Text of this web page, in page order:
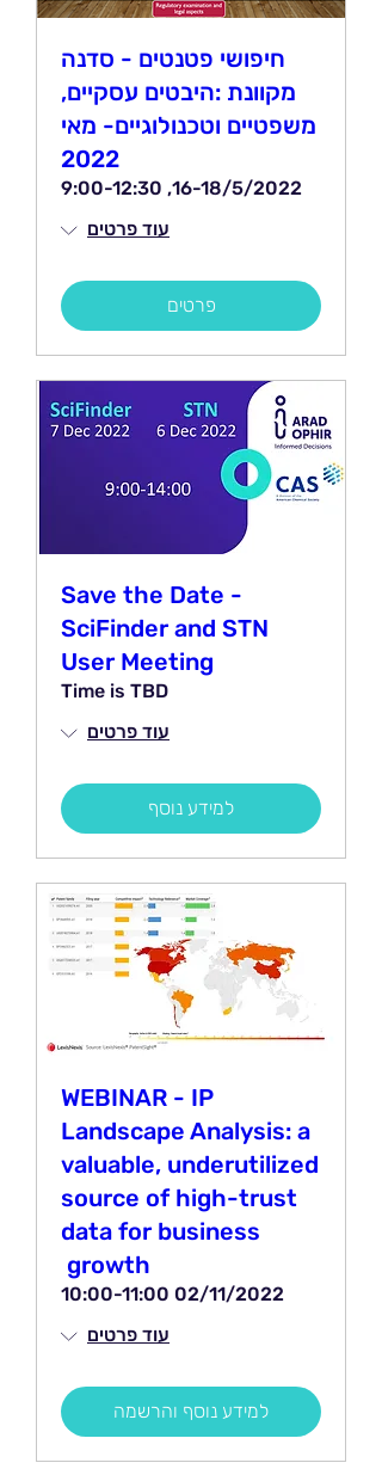
חיפושי פטנטים - סדנה
מקוונת :היבטים עסקיים,
משפטיים וטכנולוגיים- מאי
2022
16-18/5/2022, 9:00-12:30
עוד פרטים
פרטים
Save the Date -
SciFinder and STN
User Meeting
Time is TBD
עוד פרטים
למידע נוסף
WEBINAR - IP
Landscape Analysis: a
valuable, underutilized
source of high-trust
data for business
growth
02/11/2022 10:00-11:00
עוד פרטים
למידע נוסף והרשמה